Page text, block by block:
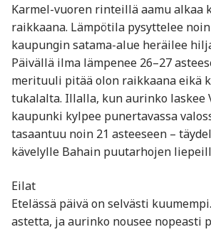
Karmel-vuoren rinteillä aamu alkaa
raikkaana. Lämpötila pysyttelee
kaupungin satama-alue heräilee
Päivällä ilma lämpenee 26–27
merituuli pitää olon raikkaana eikä
tukalalta. Illalla, kun aurinko laskee
kaupunki kylpee punertavassa
tasaantuu noin 21 asteeseen –
kävelylle Bahain puutarhojen
Eilat
Etelässä päivä on selvästi
astetta, ja aurinko nousee nopeasti